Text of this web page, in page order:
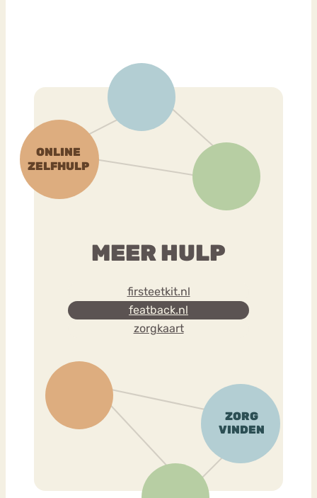
MEER HULP
firsteetkit.nl
featback.nl
zorgkaart